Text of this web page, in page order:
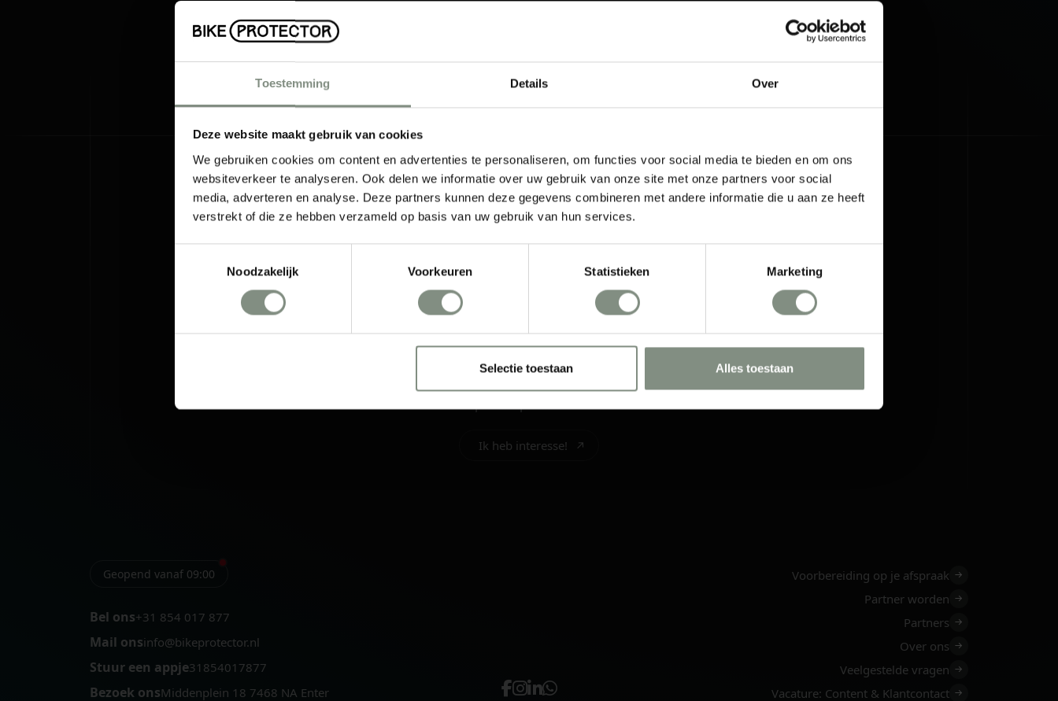
Toestemming Details Over
Deze website maakt gebruik van cookies
We gebruiken cookies om content en advertenties te personaliseren, om functies voor social media te bieden en om ons
websiteverkeer te analyseren. Ook delen we informatie over uw gebruik van onze site met onze partners voor social
media, adverteren en analyse. Deze partners kunnen deze gegevens combineren met andere informatie die u aan ze heeft
verstrekt of die ze hebben verzameld op basis van uw gebruik van hun services.
Noodzakelijk
Voorkeuren Statistieken Marketing
Selectie toestaan Alles toestaan
NEXT LEVEL
EXPERIENCE
Coating
PPF & RideWrap
Populaire pakketten
Ik heb interesse!
Geopend vanaf 09:00
Bel ons+31 854 017 877
Mail onsinfo@bikeprotector.nl
Stuur een appje31854017877
Bezoek onsMiddenplein 18 7468 NA Enter
Voorbereiding op je afspraak
Partner worden
Partners
Over ons
Veelgestelde vragen
Vacature: Content & Klantcontact